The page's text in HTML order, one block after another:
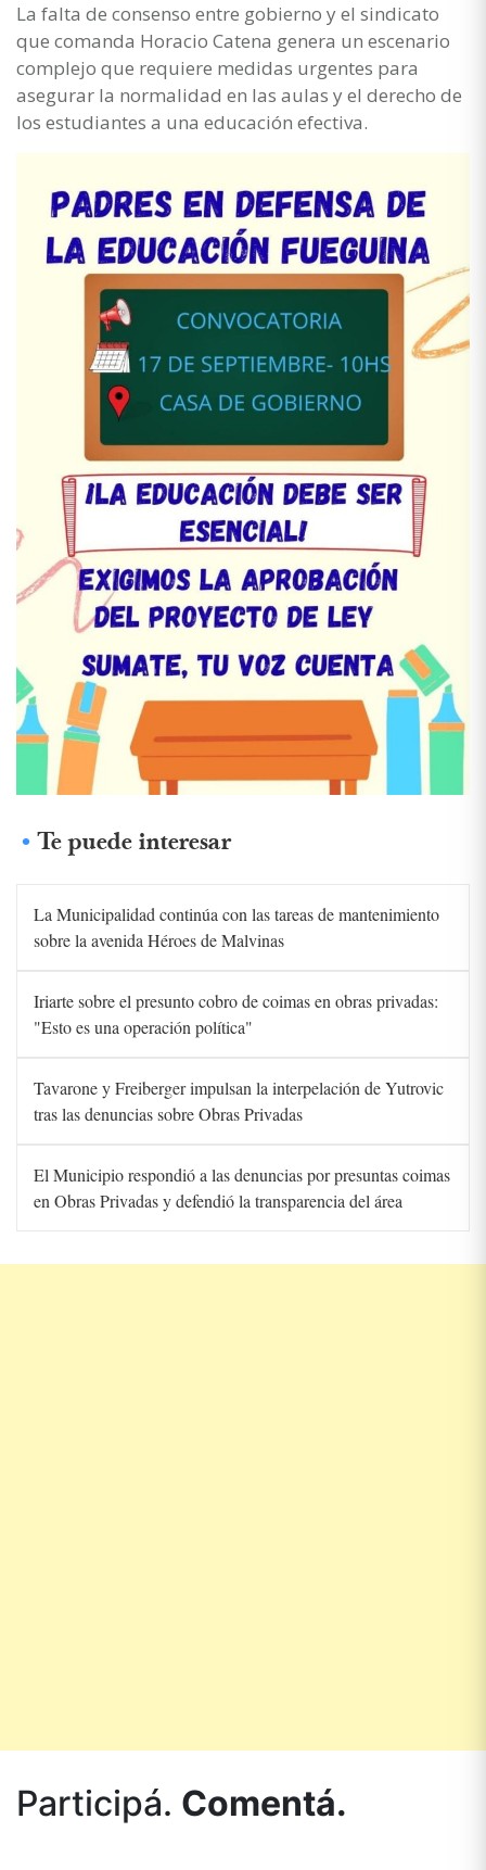
La falta de consenso entre gobierno y el sindicato
que comanda Horacio Catena genera un escenario
complejo que requiere medidas urgentes para
asegurar la normalidad en las aulas y el derecho de
los estudiantes a una educación efectiva.
Te puede interesar
La Municipalidad continúa con las tareas de mantenimiento
sobre la avenida Héroes de Malvinas
Iriarte sobre el presunto cobro de coimas en obras privadas:
"Esto es una operación política"
Tavarone y Freiberger impulsan la interpelación de Yutrovic
tras las denuncias sobre Obras Privadas
El Municipio respondió a las denuncias por presuntas coimas
en Obras Privadas y defendió la transparencia del área
Participá. Comentá.